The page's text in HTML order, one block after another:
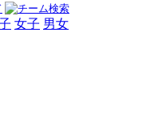
女子 男女